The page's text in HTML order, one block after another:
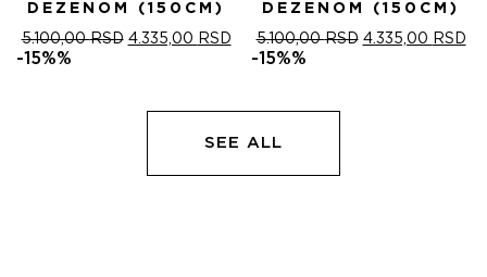
DEZENOM (150CM)
5.100,00RSD ОРИГИНАЛНА
5.100,00 RSD.
4.335,00 RSDТРЕНУТНА
ЦЕНА
-15%%
DEZENOM (150CM)
5.100,00RSD ОРИГИНАЛНА
4.335,00 RSD
-15%%
SEE ALL